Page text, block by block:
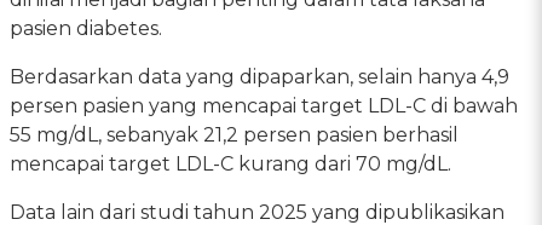
pasien diabetes.
Berdasarkan data yang dipaparkan, selain hanya 4,9
persen pasien yang mencapai target LDL-C di bawah
55 mg/dL, sebanyak 21,2 persen pasien berhasil
mencapai target LDL-C kurang dari 70 mg/dL.
Data lain dari studi tahun 2025 yang dipublikasikan